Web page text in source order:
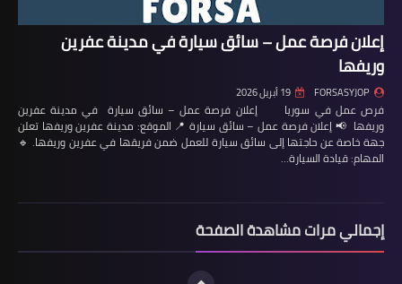
إعلان فرصة عمل – سائق سيارة في مدينة عفرين
وريفها
FORSASYJOP 19 أبريل 2026
فرص عمل في سوريا إعلان فرصة عمل – سائق سيارة في مدينة عفرين
وريفها 📢 إعلان فرصة عمل – سائق سيارة 📍 الموقع: مدينة عفرين وريفها تعلن
جهة خاصة عن حاجتها إلى سائق سيارة للعمل ضمن فريقها في عفرين وريفها. 🔹
المهام: قيادة السيارة…
إجمالي مرات مشاهدة الصفحة